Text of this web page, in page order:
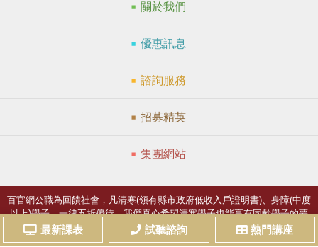
最新課表 試聽諮詢 熱門講座
關於我們
優惠訊息
諮詢服務
招募精英
集團網站
百官網公職為回饋社會，凡清寒(領有縣市政府低收入戶證明書)、身障(中度
以上)學子，一律五折優待，我們真心希望清寒學子也能享有同齡學子的夢
想。
Copyright © TKB臺灣知識庫 All Rights Reserved.